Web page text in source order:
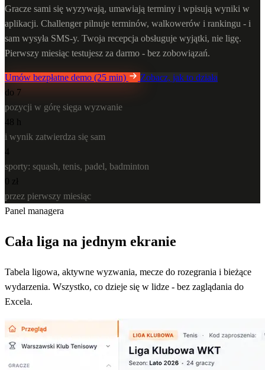
Gracze sami się wyzywają, umawiają terminy i wpisują wyniki w
aplikacji. Challenger pilnuje terminów, walkowerów i rankingu - i
sam wysyła SMS-y. Twoja recepcja obsługuje wyjątki, nie ligę.
Pierwszy miesiąc testujesz za darmo - bez zobowiązań.
Umów bezpłatne demo (25 min)
Zobacz, jak to działa
do 7
pozycji w górę sięga wyzwanie
48 h
i wynik zatwierdza się sam
4
sporty: squash, tenis, padel, badminton
0 zł
przez pierwszy miesiąc
Panel managera
Cała liga na jednym ekranie
Tabela ligowa, aktywne wyzwania, mecze do rozegrania i bieżące
wydarzenia. Wszystko, co dzieje się w lidze - bez zaglądania do
Excela.